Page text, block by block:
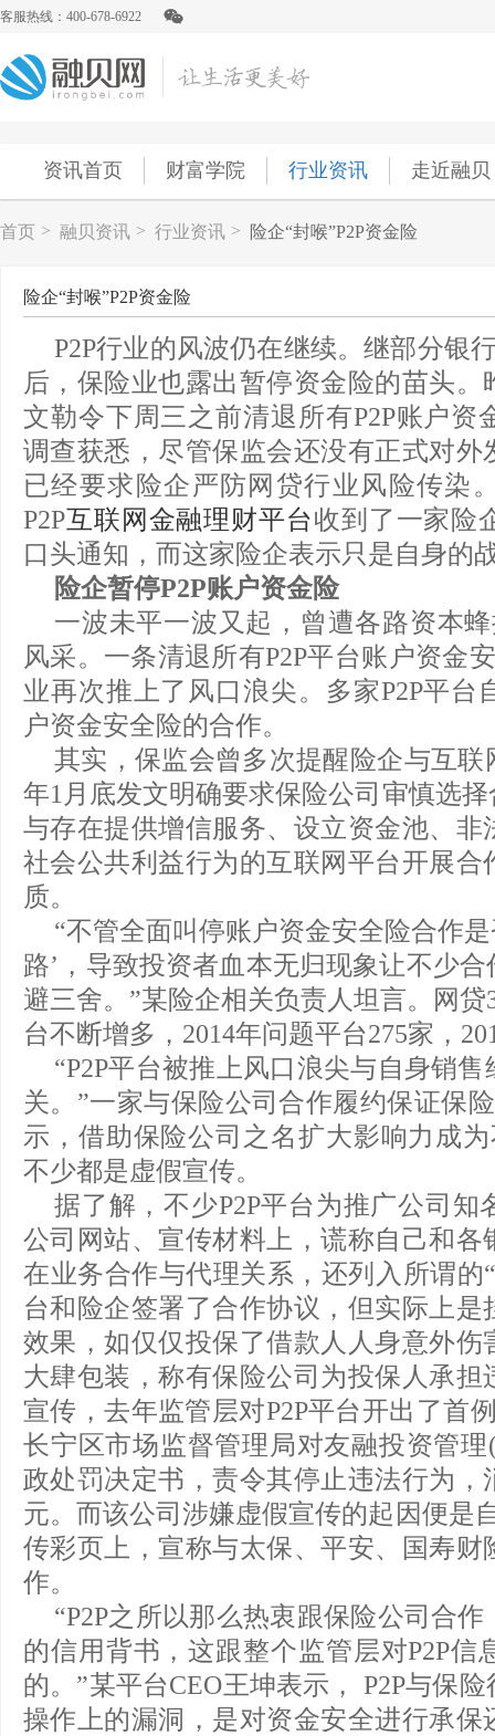
客服热线：400-678-6922
资讯首页 财富学院 行业资讯 走近融贝
首页 > 融贝资讯 > 行业资讯 > 险企“封喉”P2P资金险
险企“封喉”P2P资金险
P2P行业的风波仍在继续。继部分银
后，保险业也露出暂停资金险的苗头
文勒令下周三之前清退所有P2P账户资
调查获悉，尽管保监会还没有正式对外
已经要求险企严防网贷行业风险传染
P2P互联网金融理财平台收到了一家险
口头通知，而这家险企表示只是自身的
险企暂停P2P账户资金险
一波未平一波又起，曾遭各路资本
风采。一条清退所有P2P平台账户资金
业再次推上了风口浪尖。多家P2P平台
户资金安全险的合作。
其实，保监会曾多次提醒险企与互
年1月底发文明确要求保险公司审慎选
与存在提供增信服务、设立资金池、非
社会公共利益行为的互联网平台开展合
质。
“不管全面叫停账户资金安全险合作
路’，导致投资者血本无归现象让不少
避三舍。”某险企相关负责人坦言。网贷
台不断增多，2014年问题平台275家，
“P2P平台被推上风口浪尖与自身销
关。”一家与保险公司合作履约保证保
示，借助保险公司之名扩大影响力成
不少都是虚假宣传。
据了解，不少P2P平台为推广公司
公司网站、宣传材料上，谎称自己和各
在业务合作与代理关系，还列入所谓的
台和险企签署了合作协议，但实际上
效果，如仅仅投保了借款人人身意外伤
大肆包装，称有保险公司为投保人承
宣传，去年监管层对P2P平台开出了首
长宁区市场监督管理局对友融投资管
政处罚决定书，责令其停止违法行为，
元。而该公司涉嫌虚假宣传的起因便是
传彩页上，宣称与太保、平安、国寿财
作。
“P2P之所以那么热衷跟保险公司合
的信用背书，这跟整个监管层对P2P信
的。”某平台CEO王坤表示， P2P与保
操作上的漏洞，是对资金安全进行承保